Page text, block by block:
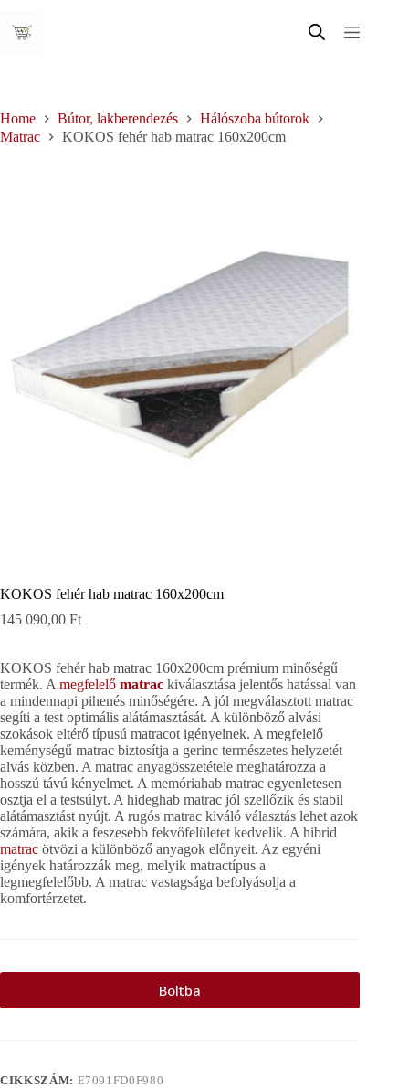
content
Home Bútor, lakberendezés
Hálószoba bútorok
Matrac
KOKOS fehér hab matrac 160x200cm
KOKOS fehér hab matrac 160x200cm
145 090,00 Ft
KOKOS fehér hab matrac 160x200cm prémium minőségű
termék. A megfelelő matrac kiválasztása jelentős hatással van
a mindennapi pihenés minőségére. A jól megválasztott matrac
segíti a test optimális alátámasztását. A különböző alvási
szokások eltérő típusú matracot igényelnek. A megfelelő
keménységű matrac biztosítja a gerinc természetes helyzetét
alvás közben. A matrac anyagösszetétele meghatározza a
hosszú távú kényelmet. A memóriahab matrac egyenletesen
osztja el a testsúlyt. A hideghab matrac jól szellőzik és stabil
alátámasztást nyújt. A rugós matrac kiváló választás lehet azok
számára, akik a feszesebb fekvőfelületet kedvelik. A hibrid
matrac ötvözi a különböző anyagok előnyeit. Az egyéni
igények határozzák meg, melyik matractípus a
legmegfelelőbb. A matrac vastagsága befolyásolja a
komfortérzetet.
Boltba
CIKKSZÁM: E7091FD0F980